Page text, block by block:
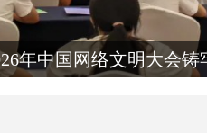
年中国网络文明大会